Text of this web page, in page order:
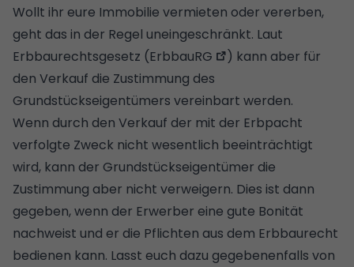
Wollt ihr eure Immobilie vermieten oder vererben,
geht das in der Regel uneingeschränkt. Laut
Erbbaurechtsgesetz (ErbbauRG
) kann aber für
den Verkauf die Zustimmung des
Grundstückseigentümers vereinbart werden.
Wenn durch den Verkauf der mit der Erbpacht
verfolgte Zweck nicht wesentlich beeinträchtigt
wird, kann der Grundstückseigentümer die
Zustimmung aber nicht verweigern. Dies ist dann
gegeben, wenn der Erwerber eine gute Bonität
nachweist und er die Pflichten aus dem Erbbaurecht
bedienen kann. Lasst euch dazu gegebenenfalls von